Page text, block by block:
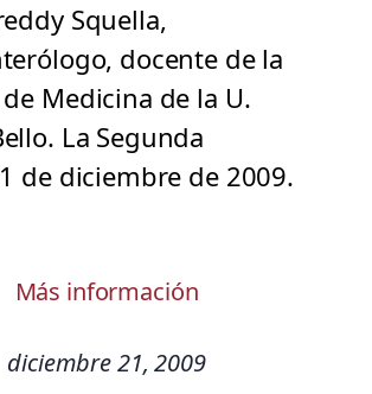
Squella,
docente de la
Medicina de la U.
La Segunda
de diciembre de 2009.
Más información
diciembre 21, 2009